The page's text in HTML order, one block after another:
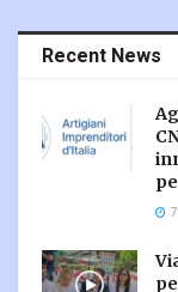
Recent News